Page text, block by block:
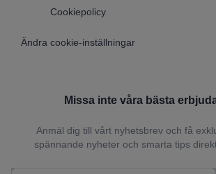
Cookiepolicy
Ändra cookie-inställningar
Missa inte våra bästa
Anmäl dig till vårt nyhetsbrev och få
spännande nyheter och smarta tips